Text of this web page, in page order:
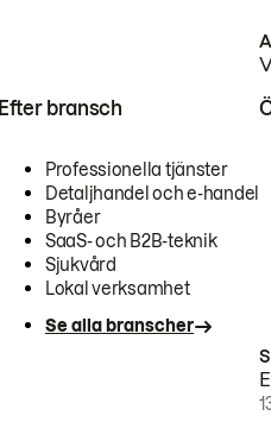
Efter bransch
Professionella tjänster
Detaljhandel och e-handel
Byråer
SaaS- och B2B-teknik
Sjukvård
Lokal verksamhet
Se alla branscher